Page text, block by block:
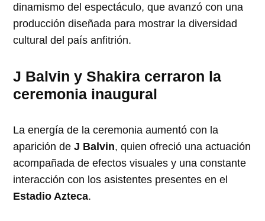
dinamismo del espectáculo, que avanzó con una
producción diseñada para mostrar la diversidad
cultural del país anfitrión.
J Balvin y Shakira cerraron la
ceremonia inaugural
La energía de la ceremonia aumentó con la
aparición deJ Balvin, quien ofreció una actuación
acompañada de efectos visuales y una constante
interacción con los asistentes presentes en el
Estadio Azteca.